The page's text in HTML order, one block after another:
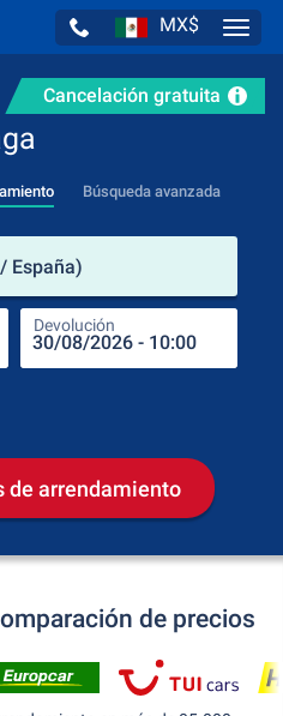
MX$
Cancelación gratuita
Búsqueda avanzada
España)
Devolución
de arrendamiento
de precios